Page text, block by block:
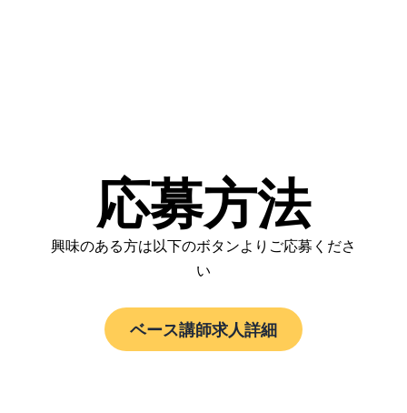
応募方法
興味のある方は以下のボタンよりご応募くださ
い
ベース講師求人詳細